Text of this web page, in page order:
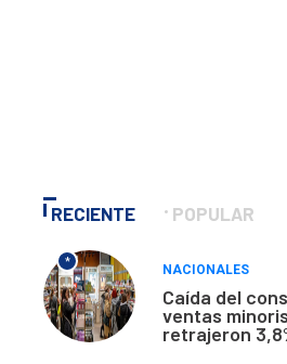
RECIENTE POPULAR
*
NACIONALES
Caída del
ventas
retrajeron